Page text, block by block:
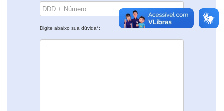
Digite abaixo sua dúvida*: